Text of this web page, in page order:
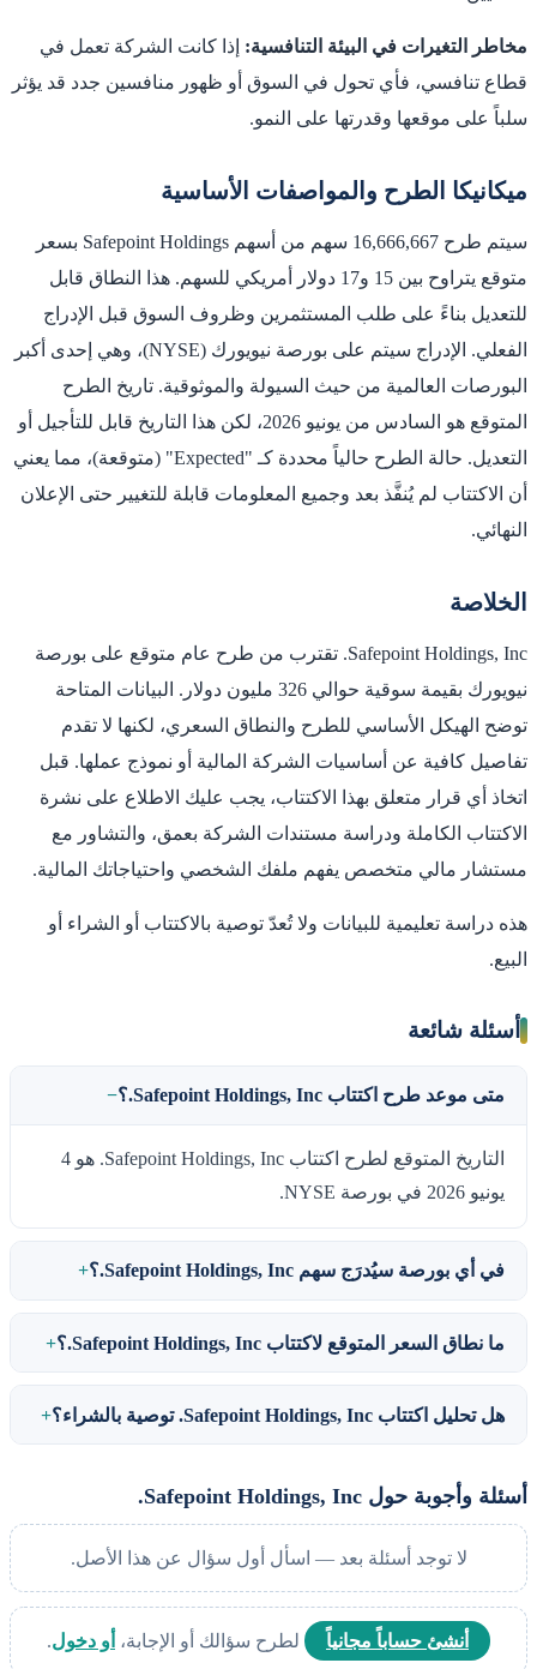
مخاطر التغيرات في البيئة التنافسية: إذا كانت الشركة تعمل في
قطاع تنافسي، فأي تحول في السوق أو ظهور منافسين جدد قد يؤثر
سلباً على موقعها وقدرتها على النمو.
ميكانيكا الطرح والمواصفات الأساسية
سيتم طرح 16,666,667 سهم من أسهم Safepoint Holdings بسعر
متوقع يتراوح بين 15 و17 دولار أمريكي للسهم. هذا النطاق قابل
للتعديل بناءً على طلب المستثمرين وظروف السوق قبل الإدراج
الفعلي. الإدراج سيتم على بورصة نيويورك (NYSE)، وهي إحدى أكبر
البورصات العالمية من حيث السيولة والموثوقية. تاريخ الطرح
المتوقع هو السادس من يونيو 2026، لكن هذا التاريخ قابل للتأجيل أو
التعديل. حالة الطرح حالياً محددة كـ "Expected" (متوقعة)، مما يعني
أن الاكتتاب لم يُنفَّذ بعد وجميع المعلومات قابلة للتغيير حتى الإعلان
النهائي.
الخلاصة
Safepoint Holdings, Inc. تقترب من طرح عام متوقع على بورصة
نيويورك بقيمة سوقية حوالي 326 مليون دولار. البيانات المتاحة
توضح الهيكل الأساسي للطرح والنطاق السعري، لكنها لا تقدم
تفاصيل كافية عن أساسيات الشركة المالية أو نموذج عملها. قبل
اتخاذ أي قرار متعلق بهذا الاكتتاب، يجب عليك الاطلاع على نشرة
الاكتتاب الكاملة ودراسة مستندات الشركة بعمق، والتشاور مع
مستشار مالي متخصص يفهم ملفك الشخصي واحتياجاتك المالية.
هذه دراسة تعليمية للبيانات ولا تُعدّ توصية بالاكتتاب أو الشراء أو
البيع.
أسئلة شائعة
متى موعد طرح اكتتاب Safepoint Holdings, Inc.؟
التاريخ المتوقع لطرح اكتتاب Safepoint Holdings, Inc. هو 4
يونيو 2026 في بورصة NYSE.
في أي بورصة سيُدرَج سهم Safepoint Holdings, Inc.؟
ما نطاق السعر المتوقع لاكتتاب Safepoint Holdings, Inc.؟
هل تحليل اكتتاب Safepoint Holdings, Inc. توصية بالشراء؟
أسئلة وأجوبة حول Safepoint Holdings, Inc.
لا توجد أسئلة بعد — اسأل أول سؤال عن هذا الأصل.
أنشئ حساباً مجانياً لطرح سؤالك أو الإجابة، أو دخول.